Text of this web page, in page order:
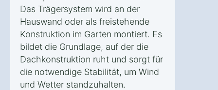
Das Trägersystem wird an der
Hauswand oder als freistehende
Konstruktion im Garten montiert. Es
bildet die Grundlage, auf der die
Dachkonstruktion ruht und sorgt für
die notwendige Stabilität, um Wind
und Wetter standzuhalten.